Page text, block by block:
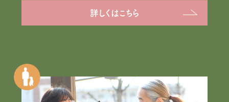
詳しくはこちら